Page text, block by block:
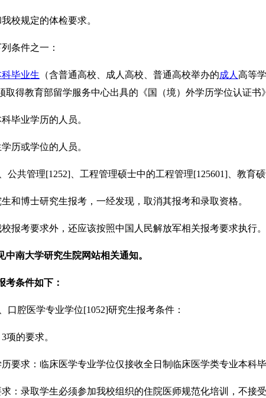
校规定的体检要求。
条件之一：
毕业生 （含普通高校、成人高校、普通高校举办的成人 高等
取得教育部留学服务中心出具的《国（境）外学历学位认证书
毕业学历的人员。
历或学位的人员。
、公共管理[1252] 、工程管理硕士中的工程管理[125601] 、教育
和博士研究生报考，一经发现，取消其报考和录取资格。
报考要求外， 还应该按照中国人民解放军相关报考要求执行。
中南大学研究生院网站相关通知。
考条件如下：
、口腔医学专业学位[1052]研究生报考条件：
3项的要求。
要求 ： 临床医学专业学位仅接收全日制临床医学类专业本科
求 ：录取学生必须参加我校组织的住院医师规范化培训，不